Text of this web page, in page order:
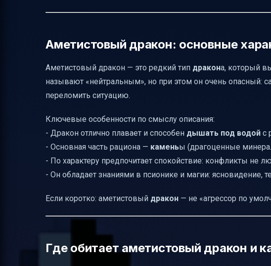
Почему аметистовый дракон одновременно
Условия пополнения: чтобы награды засчитались
Межсерверный рейтинг пополнения: что получают за
Набор «Пробуждение аметистового дракона»: какие
В каких случаях «мода» и «набор» в запросе — это
Сводка по самому главному
Аметистовый дракон: основные
Аметистовый дракон — это редкий тип дракона, который
называют «нейтральным», но при этом он очень опасный:
переломить ситуацию.
Ключевые особенности по смыслу описания:
- Дракон отлично плавает и способен дышать под водой с
- Основная часть рациона — каменьы (драгоценные
- По характеру предпочитает спокойствие: конфликты не
- Он обладает знаниями в псионике и магии: ясновидение,
Если коротко: аметистовый дракон — не «агрессор по
Где обитает аметистовый дракон и